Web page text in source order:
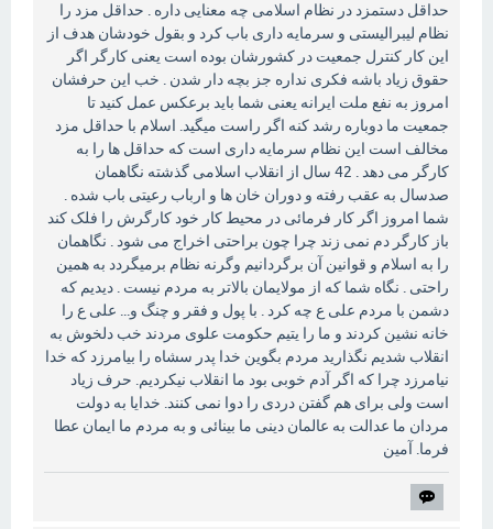
حداقل دستمزد در نظام اسلامی چه معنایی داره . حداقل مزد را
نظام لیبرالیستی و سرمایه داری باب کرد و بقول خودشان هدف از
این کار کنترل جمعیت در کشورشان بوده است یعنی کارگر اگر
حقوق زیاد باشه فکری نداره جز بچه دار شدن . خب این حرفشان
امروز به نفع ملت ایرانه یعنی شما باید برعکس عمل کنید تا
جمعیت ما دوباره رشد کنه اگر راست میگید. اسلام با حداقل مزد
مخالف است این نظام سرمایه داری است که حداقل ها را به
کارگر می دهد . 42 سال از انقلاب اسلامی گذشته نگاهمان
صدسال به عقب رفته و دوران خان ها و ارباب رعیتی باب شده .
شما امروز اگر کار فرمائی در محیط کار خود کارگرش را فلک کند
باز کارگر دم نمی زند چرا چون براحتی اخراج می شود . نگاهمان
را به اسلام و قوانین آن برگردانیم وگرنه نظام برمیگردد به همین
راحتی . نگاه شما که از مولایمان بالاتر به مردم نیست . دیدیم که
دشمن با مردم علی ع چه کرد . با پول و فقر و چنگ و... علی ع را
خانه نشین کردند و ما را یتیم حکومت علوی مردند خب دلخوش به
انقلاب شدیم نگذارید مردم بگوین خدا پدر سشاه را بیامرزد که خدا
نیامرزد چرا که اگر آدم خوبی بود ما انقلاب نیکردیم. حرف زیاد
است ولی برای هم گفتن دردی را دوا نمی کنند. خدایا به دولت
مردان ما عدالت به عالمان دینی ما بینائی و به مردم ما ایمان عطا
فرما. آمین